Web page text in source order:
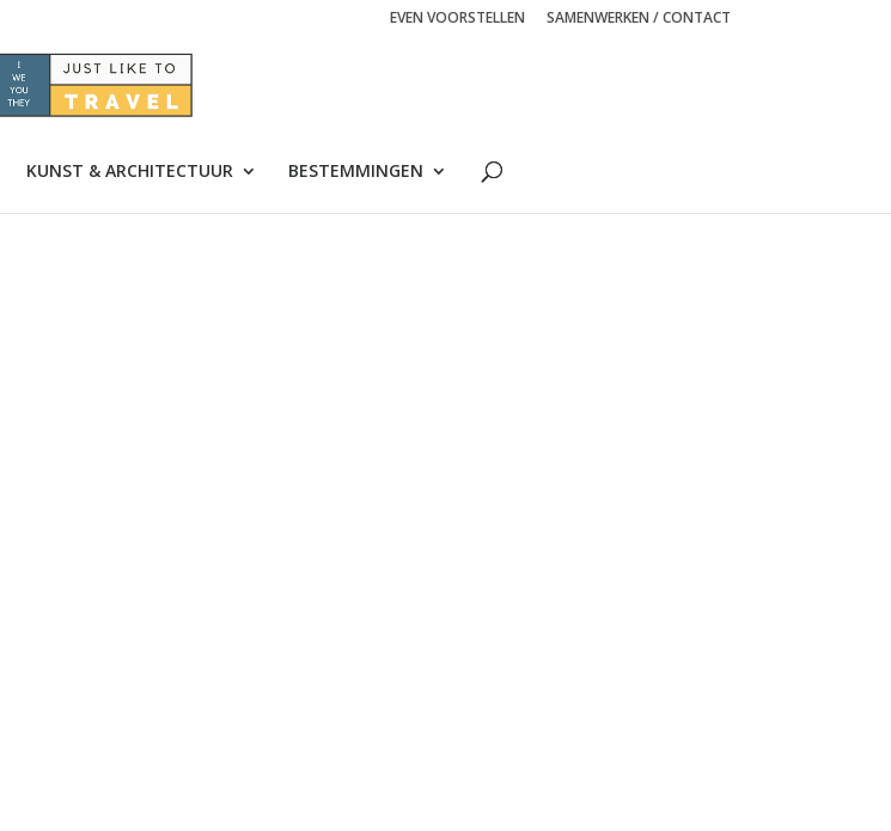
EVEN VOORSTELLEN SAMENWERKEN / CONTACT
KUNST & ARCHITECTUUR BESTEMMINGEN